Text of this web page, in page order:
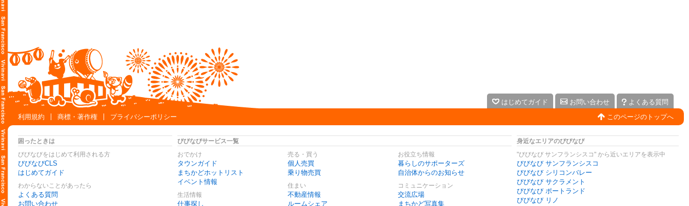
はじめてガイド お問い合わせ
よくある質問
利用規約
商標・著作権 プライバシーポリシー このページのトップへ
困ったときは
びびなびをはじめて利用される方
びびなびCLS
はじめてガイド
わからないことがあったら
よくある質問
お問い合わせ
びびなびサービス一覧
おでかけ
タウンガイド
まちかどホットリスト
イベント情報
生活情報
仕事探し
売る・買う
個人売買
乗り物売買
住まい
不動産情報
ルームシェア
お役立ち情報
暮らしのサポーターズ
自治体からのお知らせ
コミュニケーション
交流広場
まちかど写真集
身近なエリアのびびなび
"びびなび サンフランシスコ" から近いエリアを表示中
びびなび サンフランシスコ
びびなび シリコンバレー
びびなび サクラメント
びびなび ポートランド
びびなび リノ